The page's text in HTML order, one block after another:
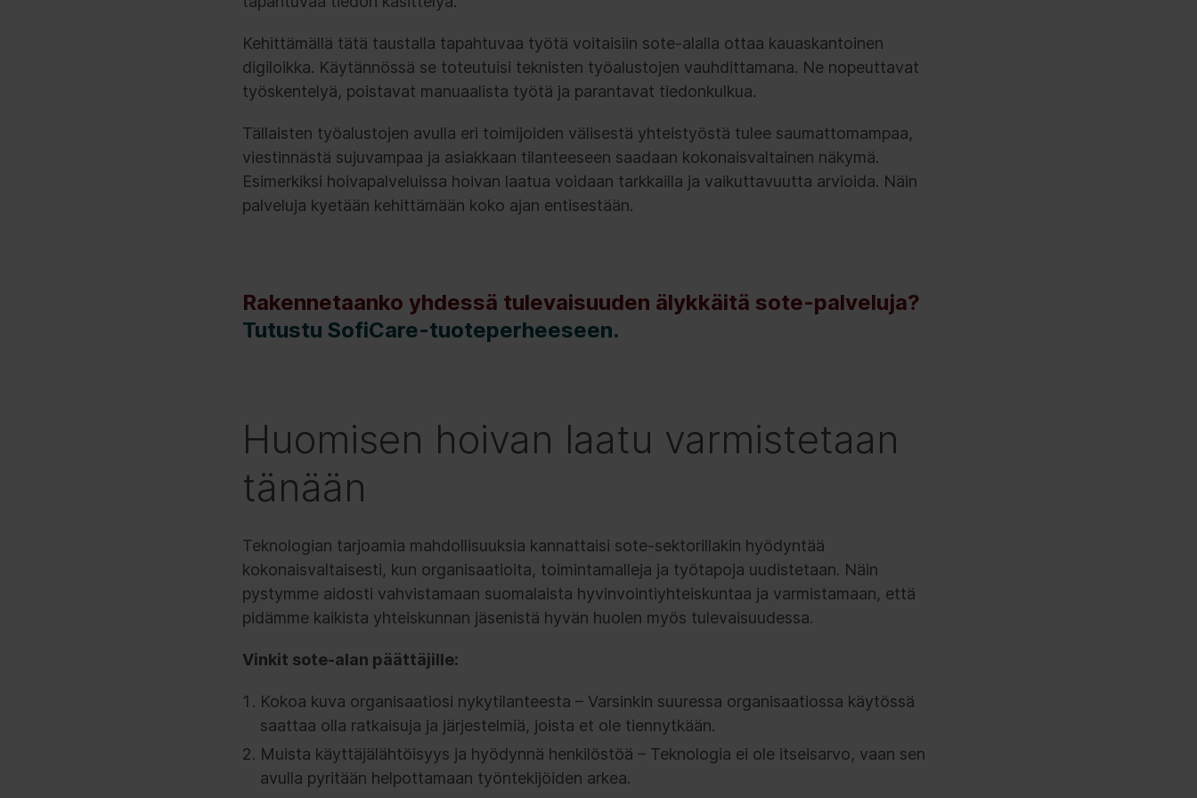
Kehittämällä tätä taustalla tapahtuvaa työtä voitaisiin sote-alalla ottaa kauaskantoinen
digiloikka. Käytännössä se toteutuisi teknisten työalustojen vauhdittamana. Ne nopeuttavat
työskentelyä, poistavat manuaalista työtä ja parantavat tiedonkulkua.
Tällaisten työalustojen avulla eri toimijoiden välisestä yhteistyöstä tulee saumattomampaa,
viestinnästä sujuvampaa ja asiakkaan tilanteeseen saadaan kokonaisvaltainen näkymä.
Esimerkiksi hoivapalveluissa hoivan laatua voidaan tarkkailla ja vaikuttavuutta arvioida. Näin
palveluja kyetään kehittämään koko ajan entisestään.
Rakennetaanko yhdessä tulevaisuuden älykkäitä sote-palveluja?
Tutustu SofiCare-tuoteperheeseen.
Huomisen hoivan laatu varmistetaan
tänään
Teknologian tarjoamia mahdollisuuksia kannattaisi sote-sektorillakin hyödyntää
kokonaisvaltaisesti, kun organisaatioita, toimintamalleja ja työtapoja uudistetaan. Näin
pystymme aidosti vahvistamaan suomalaista hyvinvointiyhteiskuntaa ja varmistamaan, että
pidämme kaikista yhteiskunnan jäsenistä hyvän huolen myös tulevaisuudessa.
Vinkit sote-alan päättäjille:
Kokoa kuva organisaatiosi nykytilanteesta – Varsinkin suuressa organisaatiossa käytössä
saattaa olla ratkaisuja ja järjestelmiä, joista et ole tiennytkään.
Muista käyttäjälähtöisyys ja hyödynnä henkilöstöä – Teknologia ei ole itseisarvo, vaan sen
avulla pyritään helpottamaan työntekijöiden arkea.